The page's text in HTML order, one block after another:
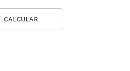
CALCULAR